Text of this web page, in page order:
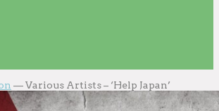
—Various Artists – ‘Help Japan’